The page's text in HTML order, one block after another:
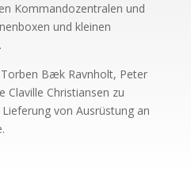
Kommandozentralen und
und kleinen
Bæk Ravnholt, Peter
Claville Christiansen zu
von Ausrüstung an